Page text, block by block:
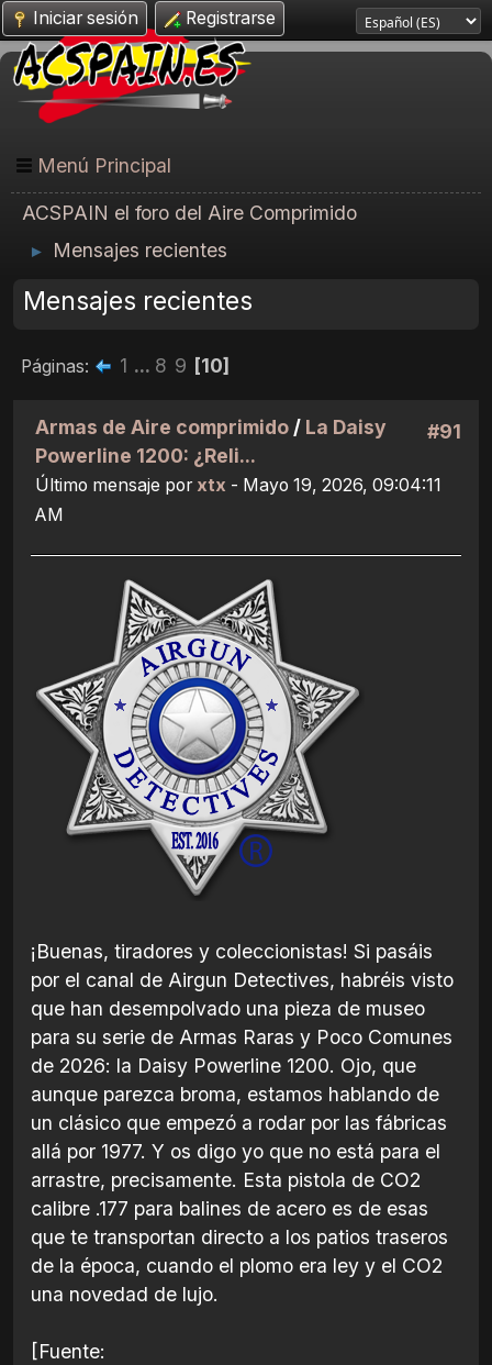
Iniciar sesión Registrarse
Menú Principal
ACSPAIN el foro del Aire Comprimido
► Mensajes recientes
Mensajes recientes
Páginas 1 ... 8 9 10
#91
Armas de Aire comprimido / La Daisy
Powerline 1200: ¿Reli...
Último mensaje por xtx - Mayo 19, 2026, 09:04:11
AM
¡Buenas, tiradores y coleccionistas! Si pasáis
por el canal de Airgun Detectives, habréis visto
que han desempolvado una pieza de museo
para su serie de Armas Raras y Poco Comunes
de 2026: la Daisy Powerline 1200. Ojo, que
aunque parezca broma, estamos hablando de
un clásico que empezó a rodar por las fábricas
allá por 1977. Y os digo yo que no está para el
arrastre, precisamente. Esta pistola de CO2
calibre .177 para balines de acero es de esas
que te transportan directo a los patios traseros
de la época, cuando el plomo era ley y el CO2
una novedad de lujo.
[Fuente: